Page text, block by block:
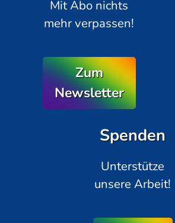
Mit Abo nichts
mehr verpassen!
Zum
Newsletter
Spenden
Unterstütze
unsere Arbeit!